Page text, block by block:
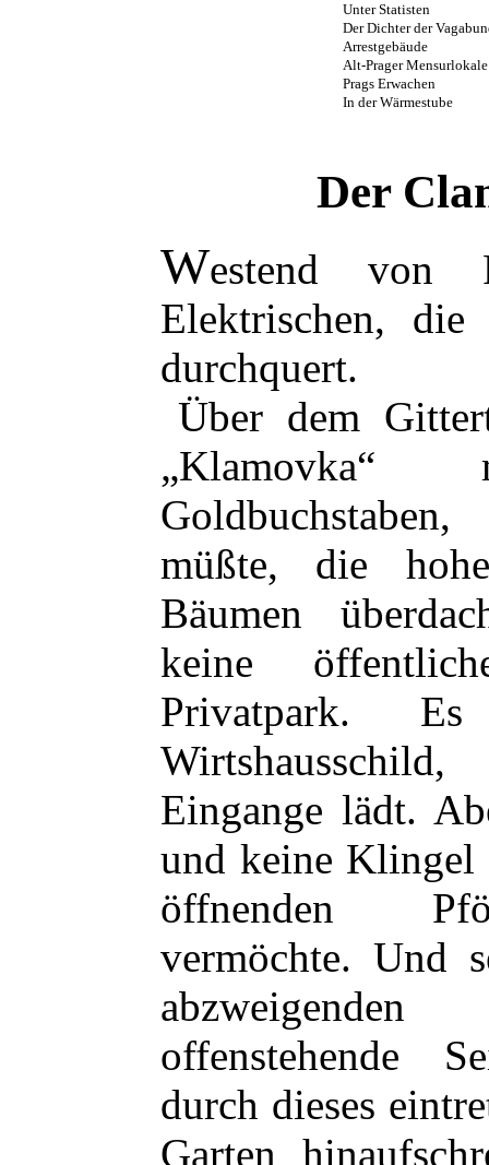
Unter Statisten
Der Dichter der
Arrestgebäude
Alt-Prager Mensurlokale
Prags Erwachen
In der Wärmestube
Der
Westend von
Elektrischen,
durchquert.
Über dem
müßte, die
Bäumen
keine
Privatpark.
Eingange lädt.
und keine Klingel
öffnenden
vermöchte. Und
abzweigenden
offenstehende
durch dieses
Garten